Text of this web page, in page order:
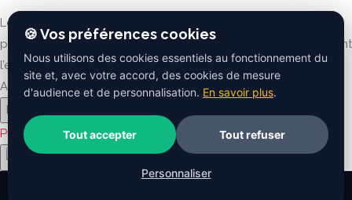
Les cookies publicitaires diffusent des annonces
personnalisées basées sur vos visites précédentes et analysent
l’efficacité des campagnes publicitaires.
Aucun
Reject All
Propulsé par
🍪 Vos préférences cookies
Nous utilisons des cookies essentiels au fonctionnement du
site et, avec votre accord, des cookies de mesure
d'audience et de personnalisation. En savoir plus.
Tout accepter Tout refuser
Personnaliser